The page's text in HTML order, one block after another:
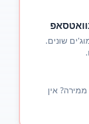
שונים.
אין